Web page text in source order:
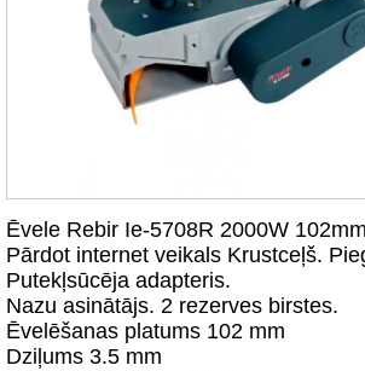
Ēvele Rebir Ie-5708R 2000W
Pārdot internet veikals Krustceļš.
Putekļsūcēja adapteris.
Nazu asinātājs. 2 rezerves birstes.
Ēvelēšanas platums 102 mm
Dziļums 3.5 mm